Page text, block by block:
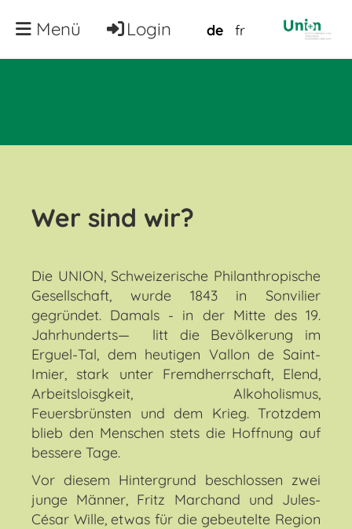
Login de fr
Menü
Wer sind wir?
Die UNION, Schweizerische Philanthropische
Gesellschaft, wurde 1843 in Sonvilier
gegründet. Damals - in der Mitte des 19.
Jahrhunderts— litt die Bevölkerung im
Erguel-Tal, dem heutigen Vallon de Saint-
Imier, stark unter Fremdherrschaft, Elend,
Arbeitsloisgkeit, Alkoholismus,
Feuersbrünsten und dem Krieg. Trotzdem
blieb den Menschen stets die Hoffnung auf
bessere Tage.
Vor diesem Hintergrund beschlossen zwei
junge Männer, Fritz Marchand und Jules-
César Wille, etwas für die gebeutelte Region